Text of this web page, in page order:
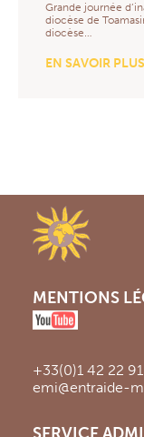
Grande journée
diocèse de
diocèse…
EN SAVOIR PLUS
MENTIONS
+33(0)1 42 22
emi@entraide-